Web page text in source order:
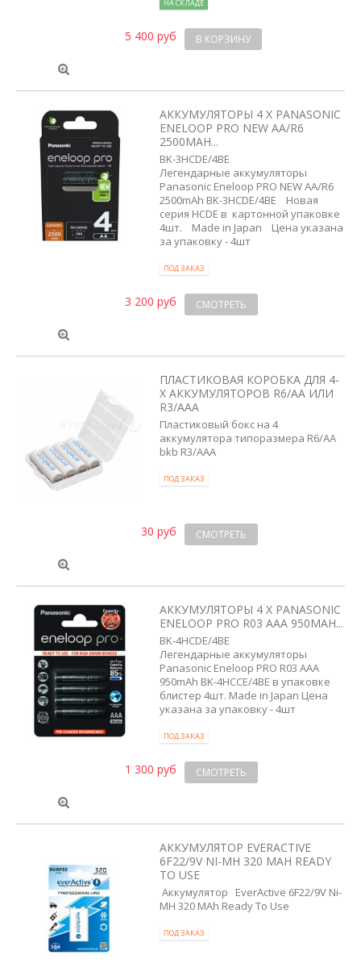
НА СКЛАДЕ
5 400 руб В КОРЗИНУ
АККУМУЛЯТОРЫ 4 X PANASONIC
ENELOOP PRO NEW AA/R6
2500MAH...
BK-3HCDE/4BE
Легендарные аккумуляторы
Panasonic Eneloop PRO NEW AA/R6
2500mAh BK-3HCDE/4BE Новая
серия HCDE в картонной упаковке
4шт. Made in Japan Цена указана
за упаковку - 4шт
ПОД ЗАКАЗ
3 200 руб СМОТРЕТЬ
ПЛАСТИКОВАЯ КОРОБКА ДЛЯ 4-
Х АККУМУЛЯТОРОВ R6/AA ИЛИ
R3/AAA
Пластиковый бокс на 4
аккумулятора типоразмера R6/AA
bkb R3/AAA
ПОД ЗАКАЗ
30 руб СМОТРЕТЬ
АККУМУЛЯТОРЫ 4 X PANASONIC
ENELOOP PRO R03 AAA 950MAH...
BK-4HCDE/4BE
Легендарные аккумуляторы
Panasonic Eneloop PRO R03 AAA
950mAh BK-4HCCE/4BE в упаковке
блистер 4шт. Made in Japan Цена
указана за упаковку - 4шт
ПОД ЗАКАЗ
1 300 руб СМОТРЕТЬ
АККУМУЛЯТОР EVERACTIVE
6F22/9V NI-MH 320 MAH READY
TO USE
Аккумулятор EverActive 6F22/9V Ni-
MH 320 MAh Ready To Use
ПОД ЗАКАЗ